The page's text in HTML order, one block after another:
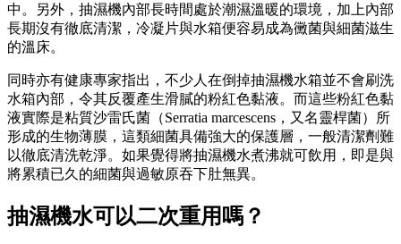
中。另外，抽濕機內部長時間處於潮濕溫暖的環境，加上內部
長期沒有徹底清潔，冷凝片與水箱便容易成為黴菌與細菌滋生
的溫床。
同時亦有健康專家指出，不少人在倒掉抽濕機水箱並不會刷洗
水箱內部，令其反覆產生滑膩的粉紅色黏液。而這些粉紅色黏
液實際是粘質沙雷氏菌（Serratia marcescens，又名靈桿菌）所
形成的生物薄膜，這類細菌具備強大的保護層，一般清潔劑難
以徹底清洗乾淨。如果覺得將抽濕機水煮沸就可飲用，即是與
將累積已久的細菌與過敏原吞下肚無異。
抽濕機水可以二次重用嗎？